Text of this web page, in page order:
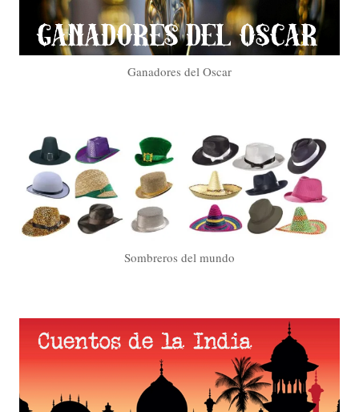
Ganadores del Oscar
Sombreros del mundo